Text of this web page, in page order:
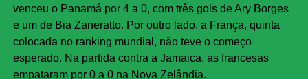
venceu o Panamá por 4 a 0, com três gols de Ary Borges
e um de Bia Zaneratto. Por outro lado, a França, quinta
colocada no ranking mundial, não teve o começo
esperado. Na partida contra a Jamaica, as francesas
empataram por 0 a 0 na Nova Zelândia.